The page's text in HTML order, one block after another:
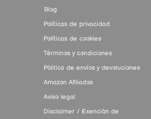
Blog
Políticas de privacidad
Políticas de cookies
Términos y condiciones
Pólitica de envíos y devoluciones
Amazon Afiliados
Aviso legal
Disclaimer / Exención de